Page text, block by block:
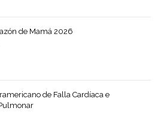
de Mamá 2026
de Falla Cardíaca e